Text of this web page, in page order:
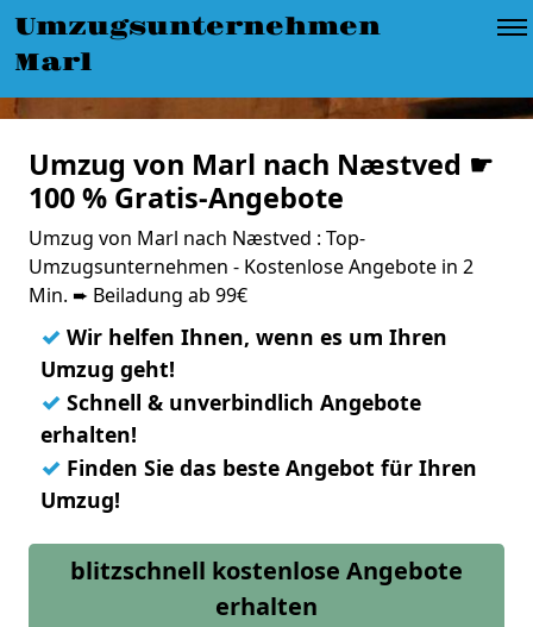
Umzugsunternehmen
Marl
Umzug von Marl nach Næstved ☛
100 % Gratis-Angebote
Umzug von Marl nach Næstved : Top-
Umzugsunternehmen - Kostenlose Angebote in 2
Min. ➨ Beiladung ab 99€
✓ Wir helfen Ihnen, wenn es um Ihren
Umzug geht!
✓ Schnell & unverbindlich Angebote
erhalten!
✓ Finden Sie das beste Angebot für Ihren
Umzug!
blitzschnell kostenlose Angebote
erhalten